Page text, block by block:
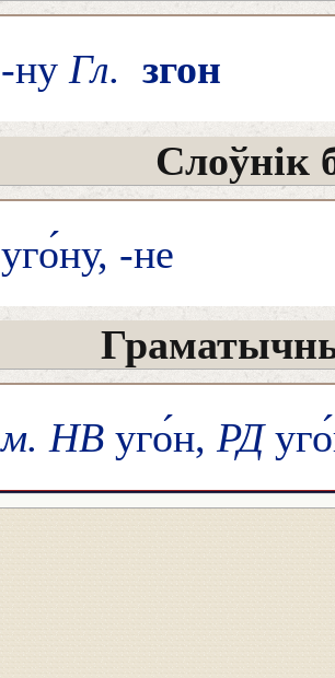
-ну Гл. згон
Слоўнік
уго́ну, -не
м. НВ уго́н, РД